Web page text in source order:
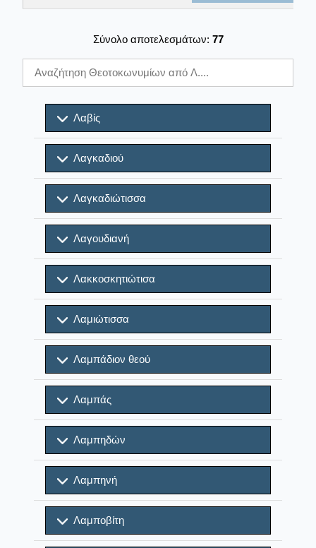
Σύνολο αποτελεσμάτων: 77
Λαβίς
Λαγκαδιού
Λαγκαδιώτισσα
Λαγουδιανή
Λακκοσκητιώτισα
Λαμιώτισσα
Λαμπάδιον θεού
Λαμπάς
Λαμπηδών
Λαμπηνή
Λαμποβίτη